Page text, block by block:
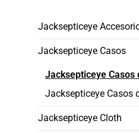
Jacksepticeye
Jacksepticeye Casos
Jacksepticeye Casos
Jacksepticeye Casos
Jacksepticeye Cloth